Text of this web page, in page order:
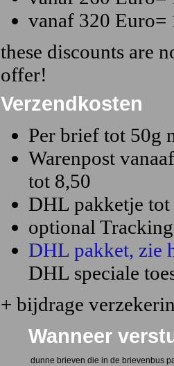
vanaf 320
these discounts are
offer!
Verzendkosten
Per brief tot 50g
Warenpost
tot 8,50
DHL pakketje
optional
DHL pakket, zie
DHL speciale
+ bijdrage
Wanneer
dunne brieven die in de brievenbus